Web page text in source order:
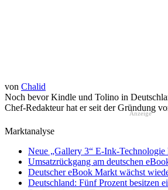
von Chalid
Noch bevor Kindle und Tolino in
Chef-Redakteur hat er seit der Gründung
Anzeige
Marktanalyse
Neue „Gallery 3“ E-Ink-
Umsatzrückgang am deutschen
Deutscher eBook Markt wächst
Deutschland: Fünf Prozent besitzen